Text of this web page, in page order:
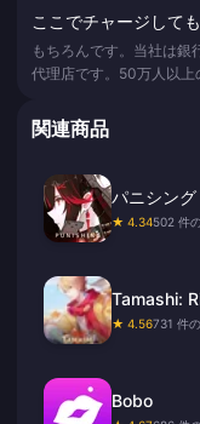
ここでチャージして
もちろんです。当社は銀
代理店です。50万人以上
関連商品
パニシン
ド
★ 4.34502 件
Tamashi:
★ 4.56731 件
Bobo